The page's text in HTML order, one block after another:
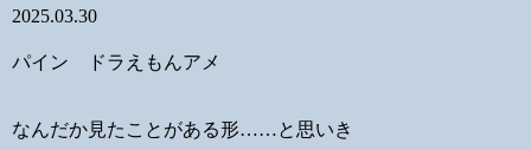
2025.03.30
パイン ドラえもんアメ
なんだか見たことがある形……と思いき